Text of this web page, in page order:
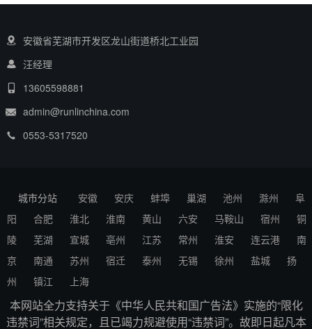
安徽省芜湖市开发区龙山街道桥北工业园
汪经理
13605598881
admin@runlinchina.com
0553-5317520
城市分站 安徽 安庆 蚌埠 巢湖 池州 滁州
阜
阳
合肥 淮北 淮南 黄山 六安 马鞍山 宿州
铜
陵
芜湖 宣城 亳州 江苏 常州 淮安 连云港
南
京
南通 苏州 宿迁 泰州 无锡 徐州 盐城
扬
州
镇江 上海
本网站全力支持关于《中华人民共和国广告法》实施的“限化
违禁词”相关规定，且已竭力规避使用“违禁词”。故即日起凡本